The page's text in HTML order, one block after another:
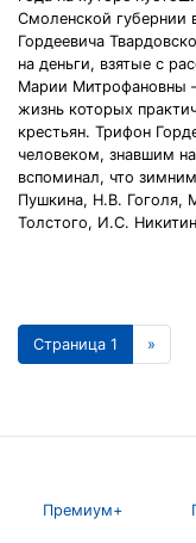
Смоленской губернии
Гордеевича
на деньги, взятые с
Марии Митрофановны
жизнь которых
крестьян. Трифон
человеком, знавшим
вспоминал, что
Пушкина, Н.В. Гоголя,
Толстого, И.С.
Страница 1 »
Премиум+